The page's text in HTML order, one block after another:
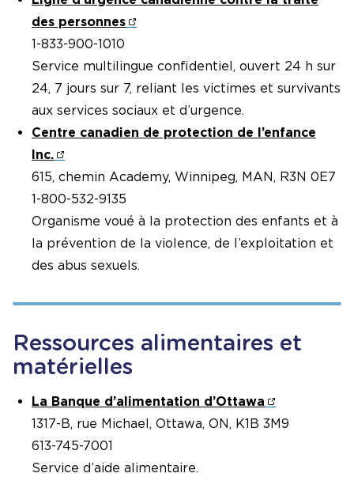
des personnes
1-833-900-1010
Service multilingue confidentiel, ouvert 24 h sur
24, 7 jours sur 7, reliant les victimes et survivants
aux services sociaux et d’urgence.
Centre canadien de protection de l’enfance
Inc.
615, chemin Academy, Winnipeg, MAN, R3N 0E7
1-800-532-9135
Organisme voué à la protection des enfants et à
la prévention de la violence, de l’exploitation et
des abus sexuels.
Ressources alimentaires et
matérielles
La Banque d’alimentation d’Ottawa
1317-B, rue Michael, Ottawa, ON, K1B 3M9
613-745-7001
Service d’aide alimentaire.